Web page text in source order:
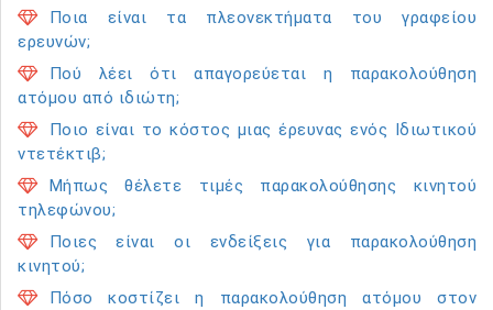
Ποια είναι τα πλεονεκτήματα του γραφείου
ερευνών;
Πού λέει ότι απαγορεύεται η παρακολούθηση
ατόμου από ιδιώτη;
Ποιο είναι το κόστος μιας έρευνας ενός Ιδιωτικού
ντετέκτιβ;
Μήπως θέλετε τιμές παρακολούθησης κινητού
τηλεφώνου;
Ποιες είναι οι ενδείξεις για παρακολούθηση
κινητού;
Πόσο κοστίζει η παρακολούθηση ατόμου στον